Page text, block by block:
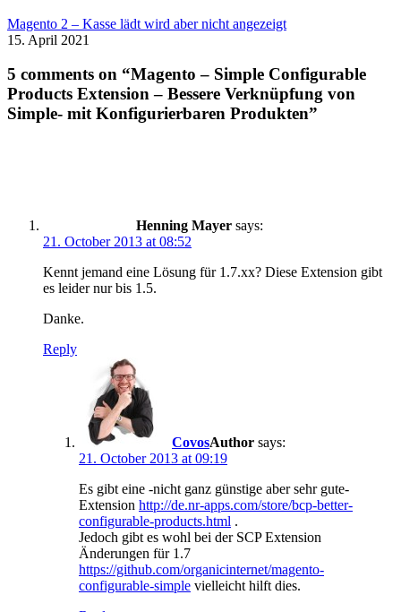
Magento 2 – Kasse lädt wird aber nicht angezeigt
15. April 2021
5 comments on “Magento – Simple Configurable
Products Extension – Bessere Verknüpfung von
Simple- mit Konfigurierbaren Produkten”
Henning Mayer says:
21. October 2013 at 08:52
Kennt jemand eine Lösung für 1.7.xx? Diese Extension gibt
es leider nur bis 1.5.
Danke.
Reply
Covos
says:
21. October 2013 at 09:19
Es gibt eine -nicht ganz günstige aber sehr gute-
Extension http://de.nr-apps.com/store/bcp-better-
configurable-products.html .
Jedoch gibt es wohl bei der SCP Extension
Änderungen für 1.7
https://github.com/organicinternet/magento-
configurable-simple vielleicht hilft dies.